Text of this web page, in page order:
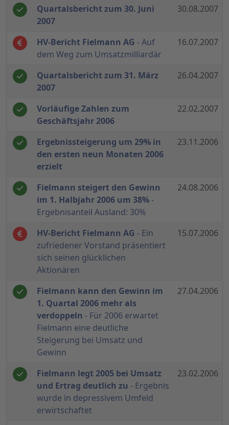
Quartalsbericht zum 30. Juni
2007
30.08.2007
HV-Bericht Fielmann AG - Auf
dem Weg zum Umsatzmilliardär
16.07.2007
Quartalsbericht zum 31. März
2007
26.04.2007
Vorläufige Zahlen zum
Geschäftsjahr 2006
22.02.2007
Ergebnissteigerung um 29% in
den ersten neun Monaten 2006
erzielt
23.11.2006
Fielmann steigert den Gewinn
im 1. Halbjahr 2006 um 38%-
Ergebnisanteil Ausland: 30%
24.08.2006
HV-Bericht Fielmann AG - Ein
zufriedener Vorstand präsentiert
sich seinen glücklichen
Aktionären
15.07.2006
Fielmann kann den Gewinn im
1. Quartal 2006 mehr als
verdoppeln - Für 2006 erwartet
Fielmann eine deutliche
Steigerung bei Umsatz und
Gewinn
27.04.2006
Fielmann legt 2005 bei Umsatz
und Ertrag deutlich zu - Ergebnis
wurde in depressivem Umfeld
erwirtschaftet
23.02.2006